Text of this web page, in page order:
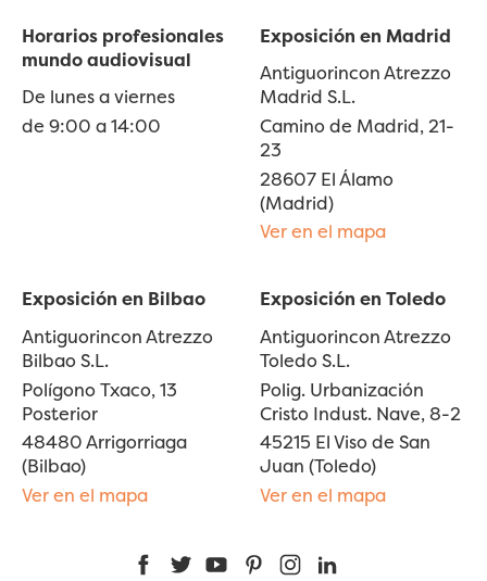
Horarios profesionales
mundo audiovisual
De lunes a viernes
de 9:00 a 14:00
Exposición en Madrid
Antiguorincon Atrezzo
Madrid S.L.
Camino de Madrid, 21-
23
28607 El Álamo
(Madrid)
Ver en el mapa
Exposición en Bilbao
Antiguorincon Atrezzo
Bilbao S.L.
Polígono Txaco, 13
Posterior
48480 Arrigorriaga
(Bilbao)
Ver en el mapa
Exposición en Toledo
Antiguorincon Atrezzo
Toledo S.L.
Polig. Urbanización
Cristo Indust. Nave, 8-2
45215 El Viso de San
Juan (Toledo)
Ver en el mapa
FacebookTwitterYouTubePinterestInstagram